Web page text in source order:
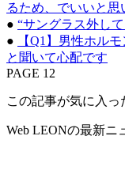
るため、でいいと思
● “サングラス外し
●
【Q1】男性ホル
と聞いて心配です
PAGE 12
この記事が気に入っ
Web LEONの最新ニ